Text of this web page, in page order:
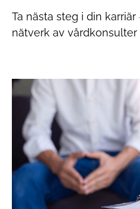
Ta nästa steg i din
nätverk av vårdkonsulter